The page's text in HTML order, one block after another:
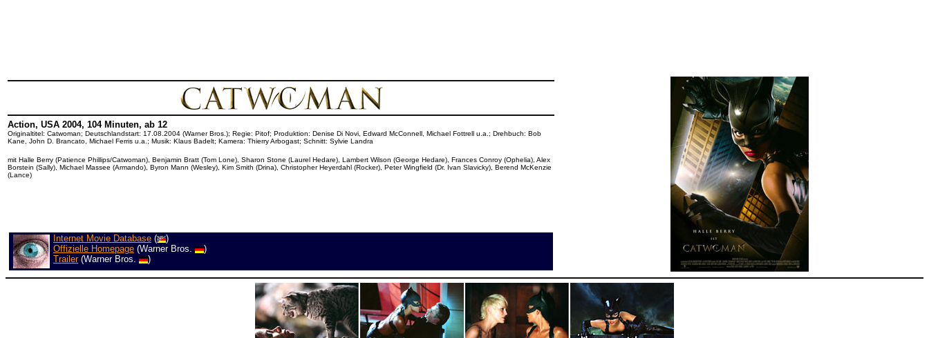
Action, USA 2004, 104 Minuten, ab 12
Originaltitel: Catwoman; Deutschlandstart: 17.08.2004 (Warner Bros.); Regie: Pitof; Produktion: Denise Di Novi, Edward McConnell, Michael Fottrell u.a.; Drehbuch: Bob
Kane, John D. Brancato, Michael Ferris u.a.; Musik: Klaus Badelt; Kamera: Thierry Arbogast; Schnitt: Sylvie Landra
mit Halle Berry (Patience Phillips/Catwoman), Benjamin Bratt (Tom Lone), Sharon Stone (Laurel Hedare), Lambert Wilson (George Hedare), Frances Conroy (Ophelia), Alex
Borstein (Sally), Michael Massee (Armando), Byron Mann (Wesley), Kim Smith (Drina), Christopher Heyerdahl (Rocker), Peter Wingfield (Dr. Ivan Slavicky), Berend McKenzie
(Lance)
Internet Movie Database (
)
Offizielle Homepage (Warner Bros.
)
Trailer(Warner Bros. )